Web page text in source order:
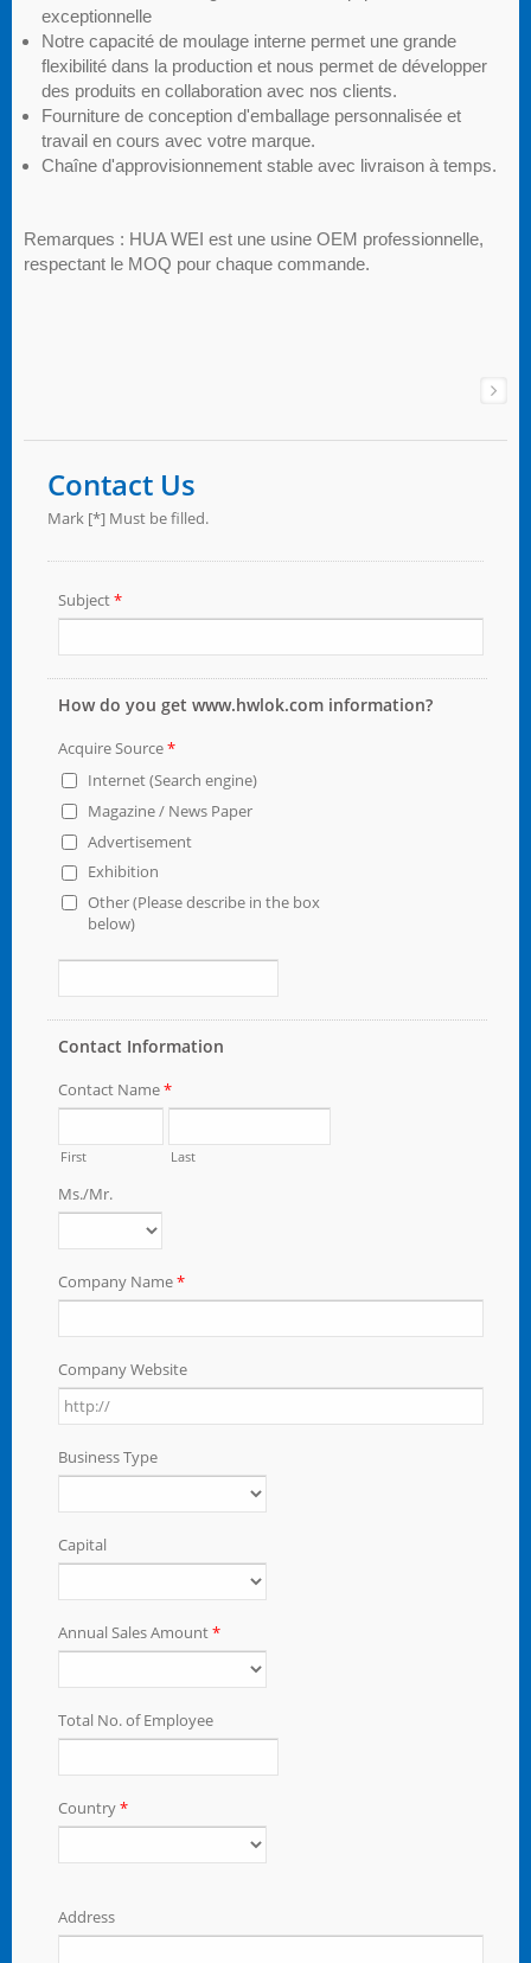
exceptionnelle
Notre capacité de moulage interne permet une grande
flexibilité dans la production et nous permet de développer
des produits en collaboration avec nos clients.
Fourniture de conception d'emballage personnalisée et
travail en cours avec votre marque.
Chaîne d'approvisionnement stable avec livraison à temps.
Remarques : HUA WEI est une usine OEM professionnelle,
respectant le MOQ pour chaque commande.